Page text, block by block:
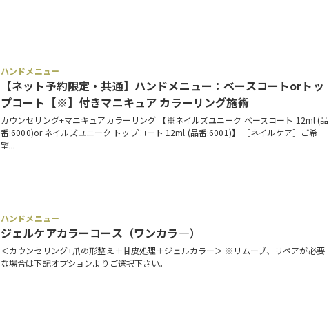
ハンドメニュー
【ネット予約限定・共通】ハンドメニュー：ベースコートorトッ
プコート【※】付きマニキュア カラーリング施術
カウンセリング+マニキュアカラーリング 【※ネイルズユニーク ベースコート 12ml (品
番:6000)or ネイルズユニーク トップコート 12ml (品番:6001)】 ［ネイルケア］ご希
望...
ハンドメニュー
ジェルケアカラーコース（ワンカラ―）
＜カウンセリング+爪の形整え＋甘皮処理＋ジェルカラー＞ ※リムーブ、リペアが必要
な場合は下記オプションよりご選択下さい。